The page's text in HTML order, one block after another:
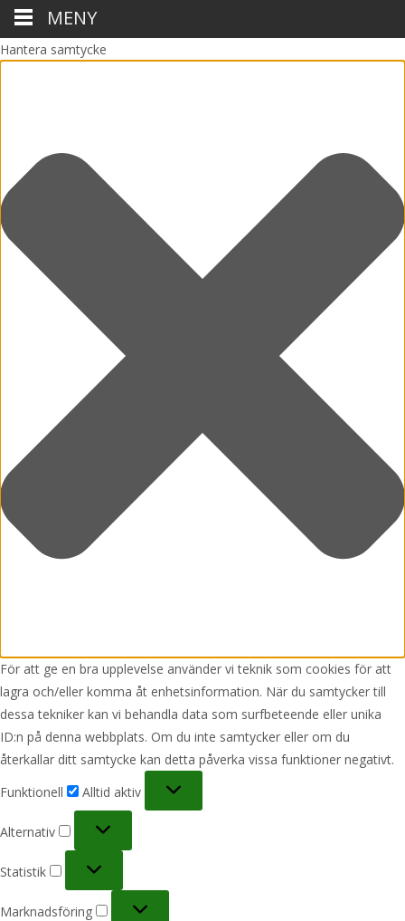
Hantera samtycke
För att ge en bra upplevelse använder vi teknik som cookies för att
lagra och/eller komma åt enhetsinformation. När du samtycker till
dessa tekniker kan vi behandla data som surfbeteende eller unika
ID:n på denna webbplats. Om du inte samtycker eller om du
återkallar ditt samtycke kan detta påverka vissa funktioner negativt.
Funktionell
Alltid aktiv
Alternativ
Statistik
Marknadsföring
MENY